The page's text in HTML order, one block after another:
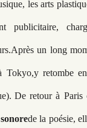
les arts
publicitaire,
Après un long
Tokyo,y retombe
De retour à Paris
de la poésie,